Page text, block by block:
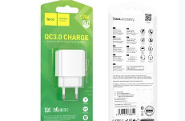
était :
est :